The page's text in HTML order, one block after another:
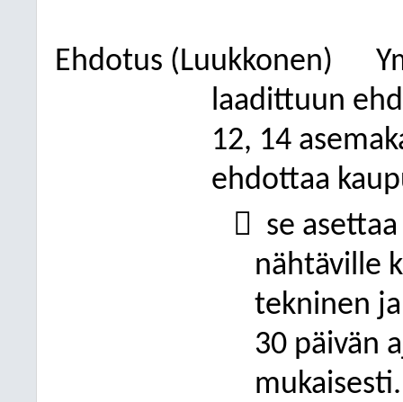
Ehdotus (Luukkonen)
laadittuun
12, 14
ehdottaa
 se
nähtäville
tekninen
30 päivän
mukaisesti.